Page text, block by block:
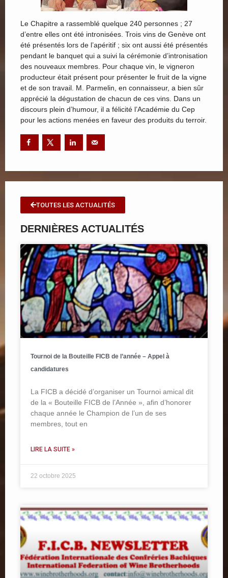
Le Chapitre a rassemblé quelque 240 personnes ; 27
d’entre elles ont été intronisées. Trois vins de Genève ont
été présentés lors de l’apéritif ; six ont aussi été présentés
pendant le banquet qui a suivi la cérémonie d’intronisation
des nouveaux membres. Pour chaque vin, le vigneron
producteur était présent pour présenter le fruit de la vigne
et de son travail. M. Parmelin, en connaisseur, a bien sûr
apprécié la dégustation de chacun de ces vins. Dans un
discours plein d’humour, il a félicité l’Académie du Cep
pour les actions menées en faveur des produits du terroir.
TOUTES LES ACTUALITÉS
DERNIÈRES ACTUALITÉS
Tournoi de la Bouteille FICB de l’année – Appel à
candidatures
La FICB a décidé d’organiser un Tournoi amical dit
de la « Bouteille FICB de l’Année », afin d’honorer
chaque année le Champion de l’un de ses
membres, tout en
LIRE LA SUITE »
22 octobre 2025